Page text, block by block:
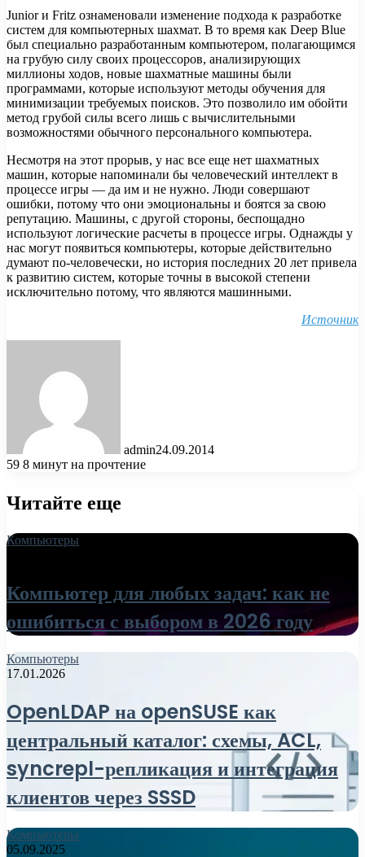
Junior и Fritz ознаменовали изменение подхода к разработке
систем для компьютерных шахмат. В то время как Deep Blue
был специально разработанным компьютером, полагающимся
на грубую силу своих процессоров, анализирующих
миллионы ходов, новые шахматные машины были
программами, которые используют методы обучения для
минимизации требуемых поисков. Это позволило им обойти
метод грубой силы всего лишь с вычислительными
возможностями обычного персонального компьютера.
Несмотря на этот прорыв, у нас все еще нет шахматных
машин, которые напоминали бы человеческий интеллект в
процессе игры — да им и не нужно. Люди совершают
ошибки, потому что они эмоциональны и боятся за свою
репутацию. Машины, с другой стороны, беспощадно
используют логические расчеты в процессе игры. Однажды у
нас могут появиться компьютеры, которые действительно
думают по-человечески, но история последних 20 лет привела
к развитию систем, которые точны в высокой степени
исключительно потому, что являются машинными.
Источник
admin24.09.2014
59 8 минут на прочтение
Читайте еще
Компьютеры
Компьютер для любых задач: как не
ошибиться с выбором в 2026 году
Компьютеры
17.01.2026
OpenLDAP на openSUSE как
центральный каталог: схемы, ACL,
syncrepl-репликация и интеграция
клиентов через SSSD
Компьютеры
05.09.2025